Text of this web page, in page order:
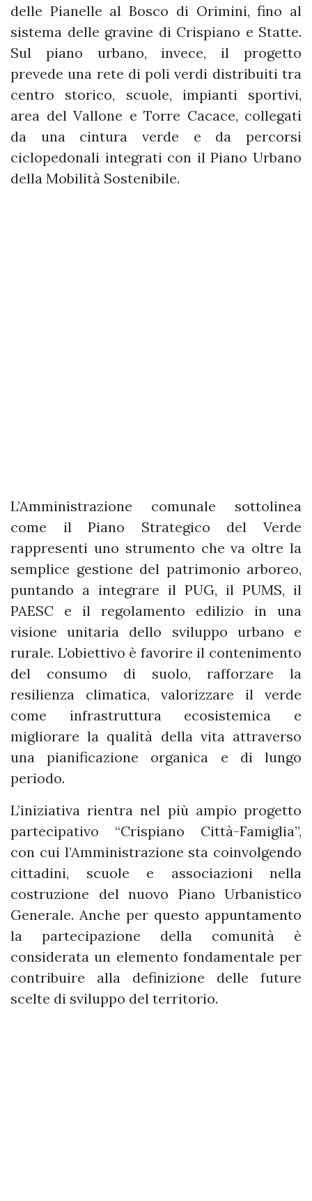
delle Pianelle al Bosco di Orimini, fino al
sistema delle gravine di Crispiano e Statte.
Sul piano urbano, invece, il progetto
prevede una rete di poli verdi distribuiti tra
centro storico, scuole, impianti sportivi,
area del Vallone e Torre Cacace, collegati
da una cintura verde e da percorsi
ciclopedonali integrati con il Piano Urbano
della Mobilità Sostenibile.
L’Amministrazione comunale sottolinea
come il Piano Strategico del Verde
rappresenti uno strumento che va oltre la
semplice gestione del patrimonio arboreo,
puntando a integrare il PUG, il PUMS, il
PAESC e il regolamento edilizio in una
visione unitaria dello sviluppo urbano e
rurale. L’obiettivo è favorire il contenimento
del consumo di suolo, rafforzare la
resilienza climatica, valorizzare il verde
come infrastruttura ecosistemica e
migliorare la qualità della vita attraverso
una pianificazione organica e di lungo
periodo.
L’iniziativa rientra nel più ampio progetto
partecipativo “Crispiano Città-Famiglia”,
con cui l’Amministrazione sta coinvolgendo
cittadini, scuole e associazioni nella
costruzione del nuovo Piano Urbanistico
Generale. Anche per questo appuntamento
la partecipazione della comunità è
considerata un elemento fondamentale per
contribuire alla definizione delle future
scelte di sviluppo del territorio.